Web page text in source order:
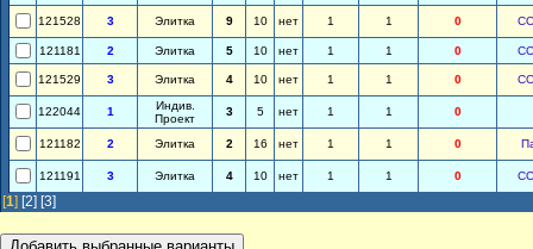
121528 3 Элитка 9 10 нет 1 1 0
121181 2 Элитка 5 10 нет 1 1 0
121529 3 Элитка 4 10 нет 1 1 0
122044 1
Индив.
Проект
3 5 нет 1 1 0
121182 2 Элитка 2 16 нет 1 1 0
121191 3 Элитка 4 10 нет 1 1 0
[1] [2] [3]